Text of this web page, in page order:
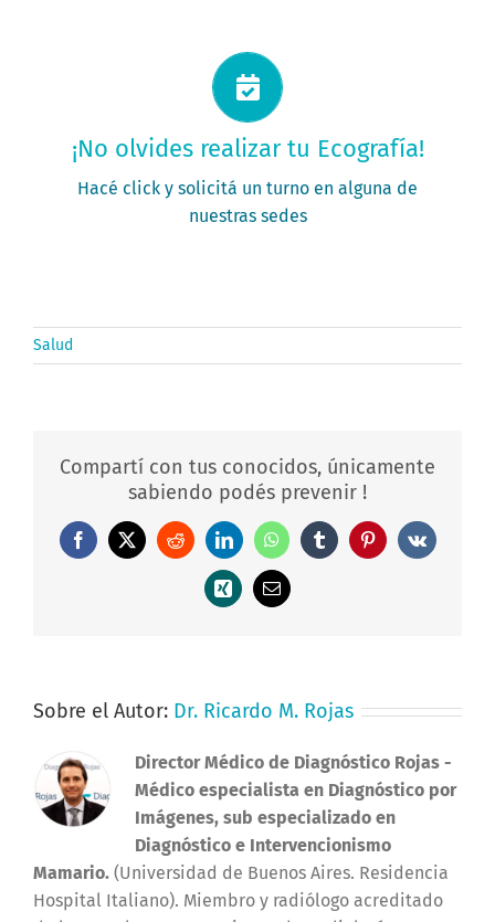
¡No olvides realizar tu Ecografía!
Hacé click y solicitá un turno en alguna de
nuestras sedes
Solicitá tu turno ahora
Salud
Compartí con tus conocidos, únicamente
sabiendo podés prevenir !
Facebook
X RedditLinkedInWhatsAppTumblrPinterestVk
Xing
Correo
electrónico
Sobre el Autor: Dr. Ricardo M. Rojas
Director Médico de Diagnóstico Rojas -
Médico especialista en Diagnóstico por
Imágenes, sub especializado en
Diagnóstico e Intervencionismo
Mamario. (Universidad de Buenos Aires. Residencia
Hospital Italiano). Miembro y radiólogo acreditado